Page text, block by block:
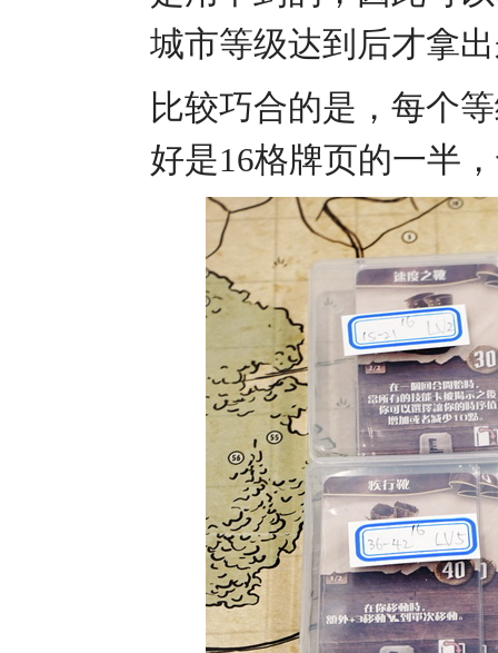
城市等级达到后才拿
比较巧合的是，每个
好是16格牌页的一半